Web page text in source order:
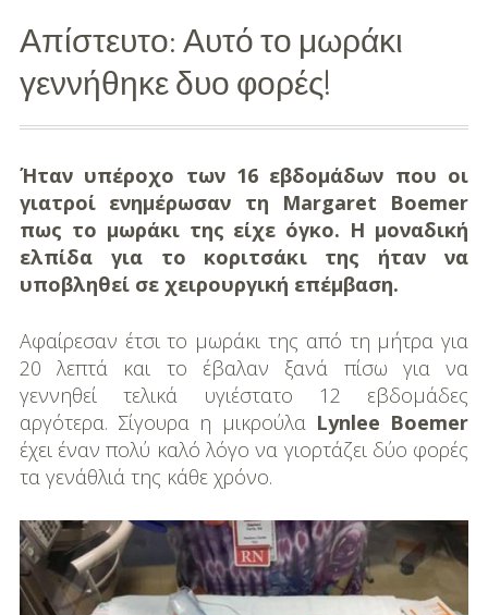
Διασκέδαση
Εκπαίδευση
Βάπτιση
Οργάνωση
Βάπτισης
Διάσημες
Βαπτίσεις
Σπίτι
Παιδικό Δωμάτιο
Deco
DIY
Διατροφή-Συνταγές
Συνταγές
Απίστευτο: Αυτό το μωράκι
γεννήθηκε δυο φορές!
Ήταν υπέροχο των 16 εβδομάδων που οι
γιατροί ενημέρωσαν τη Margaret Boemer
πως το μωράκι της είχε όγκο. Η μοναδική
ελπίδα για το κοριτσάκι της ήταν να
υποβληθεί σε χειρουργική επέμβαση.
Αφαίρεσαν έτσι το μωράκι της από τη μήτρα για
20 λεπτά και το έβαλαν ξανά πίσω για να
γεννηθεί τελικά υγιέστατο 12 εβδομάδες
αργότερα. Σίγουρα η μικρούλα Lynlee Boemer
έχει έναν πολύ καλό λόγο να γιορτάζει δύο φορές
τα γενάθλιά της κάθε χρόνο.